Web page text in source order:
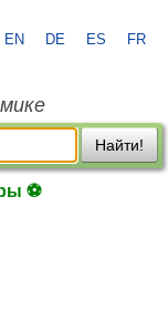
EN DE ES FR
Найти!
⚽